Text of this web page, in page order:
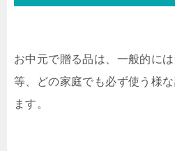
お中元で贈る品は、一般的に
等、どの家庭でも必ず使う様
ます。